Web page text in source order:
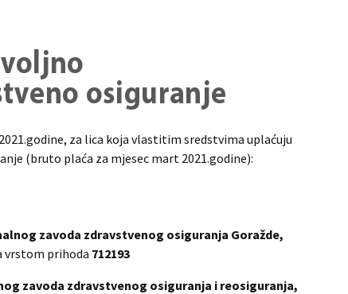
za lica koja vlastitim sredstvima uplaćuju
(bruto plaća za mjesec mart 2021.godine):
zavoda zdravstvenog osiguranja Goražde,
vrstom prihoda 712193
zavoda zdravstvenog osiguranja i reosiguranja,